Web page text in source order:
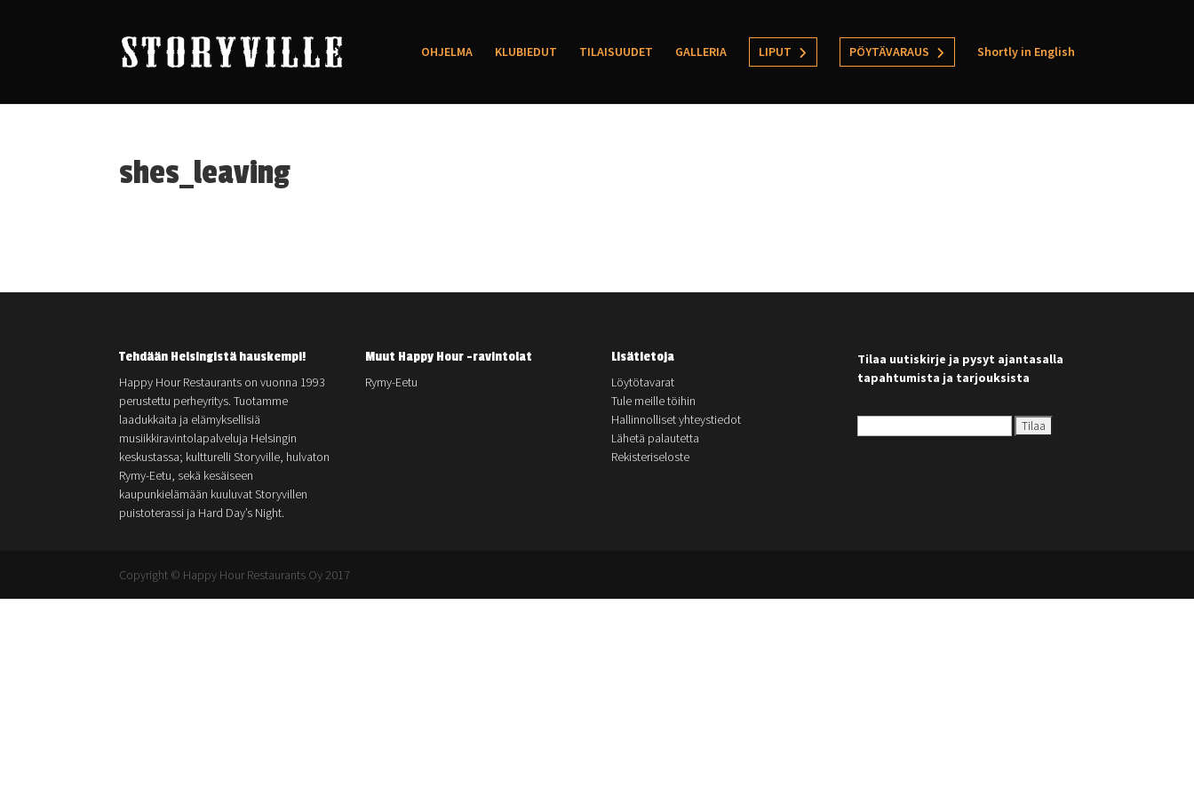
OHJELMA KLUBIEDUT TILAISUUDET GALLERIA LIPUT PÖYTÄVARAUS Shortly in English
shes_leaving
Tehdään Helsingistä hauskempi!
Happy Hour Restaurants on vuonna 1993
perustettu perheyritys. Tuotamme
laadukkaita ja elämyksellisiä
musiikkiravintolapalveluja Helsingin
keskustassa; kultturelli Storyville, hulvaton
Rymy-Eetu, sekä kesäiseen
kaupunkielämään kuuluvat Storyvillen
puistoterassi ja Hard Day’s Night.
Muut Happy Hour -ravintolat
Rymy-Eetu
Lisätietoja
Löytötavarat
Tule meille töihin
Hallinnolliset yhteystiedot
Lähetä palautetta
Rekisteriseloste
Tilaa uutiskirje ja pysyt ajantasalla
tapahtumista ja tarjouksista
Copyright © Happy Hour Restaurants Oy 2017